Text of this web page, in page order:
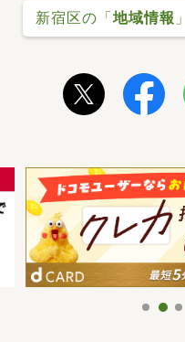
新宿区の「地域情報